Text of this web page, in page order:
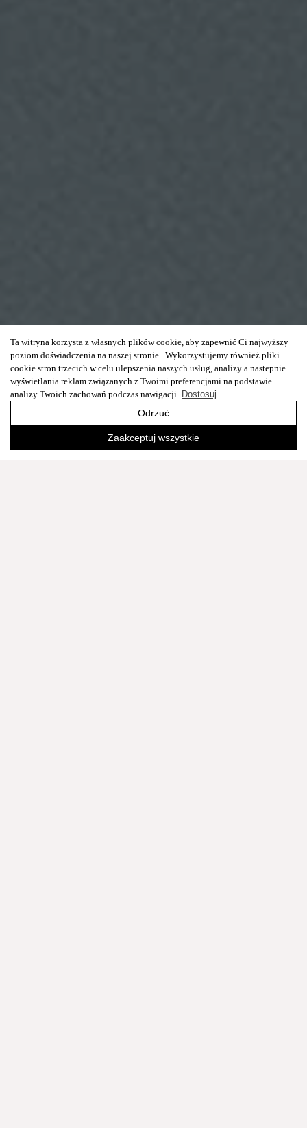
Ta witryna korzysta z własnych plików cookie, aby zapewnić Ci najwyższy
poziom doświadczenia na naszej stronie . Wykorzystujemy również pliki
cookie stron trzecich w celu ulepszenia naszych usług, analizy a nastepnie
wyświetlania reklam związanych z Twoimi preferencjami na podstawie
analizy Twoich zachowań podczas nawigacji. Dostosuj
Odrzuć
Zaakceptuj wszystkie